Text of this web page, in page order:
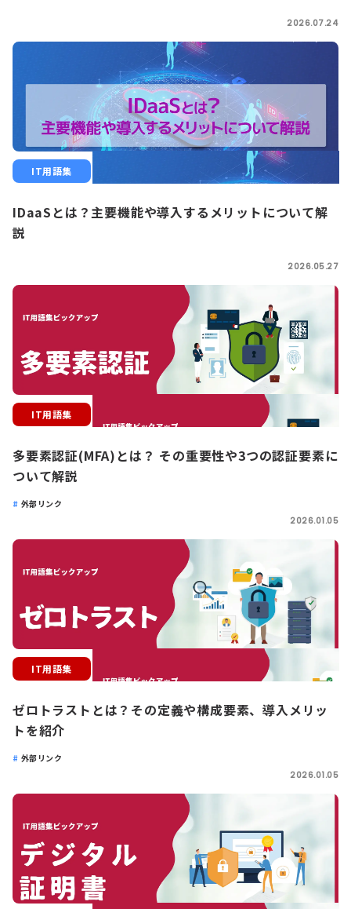
2026.07.24
IT用語集
IDaaSとは？主要機能や導入するメリットについて解
説
2026.05.27
IT用語集
多要素認証(MFA)とは？ その重要性や3つの認証要素に
ついて解説
外部リンク
2026.01.05
IT用語集
ゼロトラストとは？その定義や構成要素、導入メリッ
トを紹介
外部リンク
2026.01.05